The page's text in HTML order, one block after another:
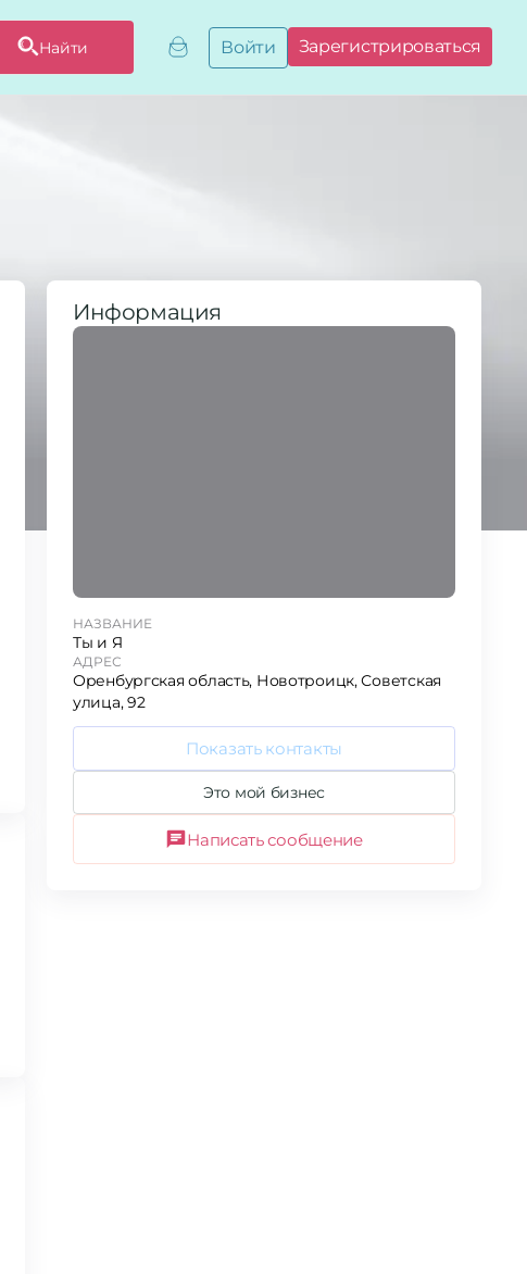
Найти
Добавить,
Войти Зарегистрироваться
Информация
НАЗВАНИЕ
Ты и Я
АДРЕС
Оренбургская область, Новотроицк, Советская
улица, 92
Показать контакты
Это мой бизнес
Написать сообщение